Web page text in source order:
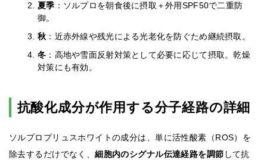
夏季 ：ソルプロを朝食後に摂取＋外用SPF50で二重防
御。
秋 ：近赤外線や残光による光老化を防ぐため継続摂取。
冬 ：高地や雪面反射対策として必要に応じて摂取。乾燥
対策にも有効。
抗酸化成分が作用する分子経路の詳細
ソルプロプリュスホワイトの成分は、単に活性酸素（ROS）を
除去するだけでなく、細胞内のシグナル伝達経路を調節 して抗